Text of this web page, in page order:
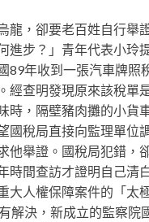
龍，卻要老百姓自行舉
進步？」青年代表小玲
89年收到一張汽車牌照
經查明發現原來該稅單
時，隔壁豬肉攤的小貨
國稅局直接向監理單位
他舉證。國稅局犯錯，
時間查訪才證明自己清
大人權保障案件的「太
解決，新成立的監察院